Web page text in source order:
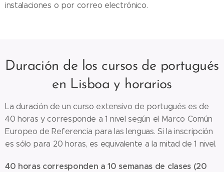
instalaciones o por correo electrónico.
Duración de los cursos de portugués
en Lisboa y horarios
La duración de un curso extensivo de portugués es de
40 horas y corresponde a 1 nivel según el Marco Común
Europeo de Referencia para las lenguas. Si la inscripción
es sólo para 20 horas, es equivalente a la mitad de 1 nivel.
40 horas corresponden a 10 semanas de clases (20